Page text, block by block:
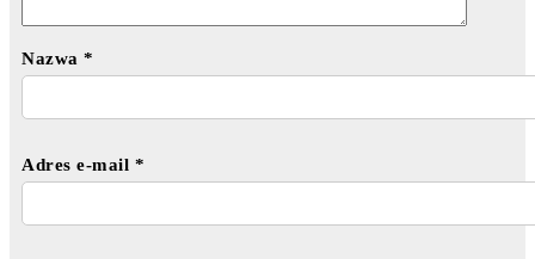
Nazwa *
Adres e-mail *